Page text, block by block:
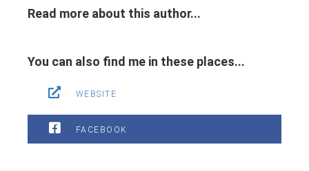
Read more about this author...
You can also find me in these places...
WEBSITE
FACEBOOK